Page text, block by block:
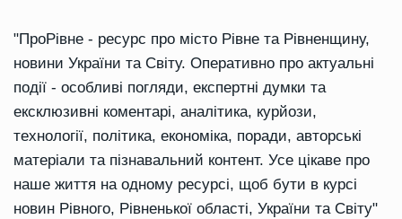
"ПроРівне - ресурс про місто Рівне та Рівненщину,
новини України та Світу. Оперативно про актуальні
події - особливі погляди, експертні думки та
ексклюзивні коментарі, аналітика, курйози,
технології, політика, економіка, поради, авторські
матеріали та пізнавальний контент. Усе цікаве про
наше життя на одному ресурсі, щоб бути в курсі
новин Рівного, Рівненької області, України та Світу"